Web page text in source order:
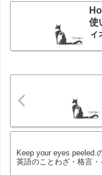
使
ィ
Keep your eyes peeled.
英語のことわざ・格言